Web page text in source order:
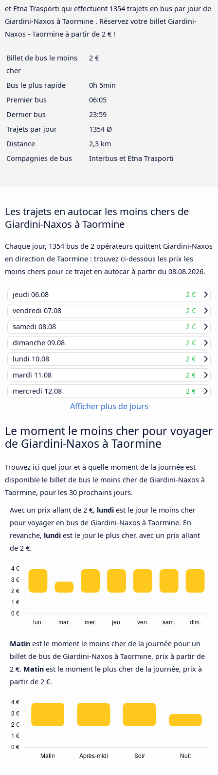
et Etna Trasporti qui effectuent 1354 trajets en bus par jour de
Giardini-Naxos à Taormine . Réservez votre billet Giardini-
Naxos - Taormine à partir de 2 € !
Billet de bus le moins
cher
2 €
Bus le plus rapide
0h 5min
Premier bus
06:05
Dernier bus
23:59
Trajets par jour
1354 Ø
Distance
2,3 km
Compagnies de bus
Interbus et Etna Trasporti
Les trajets en autocar les moins chers de
Giardini-Naxos à Taormine
Chaque jour, 1354 bus de 2 opérateurs quittent Giardini-Naxos
en direction de Taormine : trouvez ci-dessous les prix les
moins chers pour ce trajet en autocar à partir du 08.08.2026.
jeudi 06.08
2 €
vendredi 07.08
2 €
samedi 08.08
2 €
dimanche 09.08
2 €
lundi 10.08
2 €
mardi 11.08
2 €
mercredi 12.08 2 €
Afficher plus de jours
Le moment le moins cher pour voyager
de Giardini-Naxos à Taormine
Trouvez ici quel jour et à quelle moment de la journée est
disponible le billet de bus le moins cher de Giardini-Naxos à
Taormine, pour les 30 prochains jours.
Avec un prix allant de 2 €, lundi est le jour le moins cher
pour voyager en bus de Giardini-Naxos à Taormine. En
revanche, lundi est le jour le plus cher, avec un prix allant
de 2 €.
Matin est le moment le moins cher de la journée pour un
billet de bus de Giardini-Naxos à Taormine, prix à partir de
2 €. Matin est le moment le plus cher de la journée, prix à
partir de 2 €.